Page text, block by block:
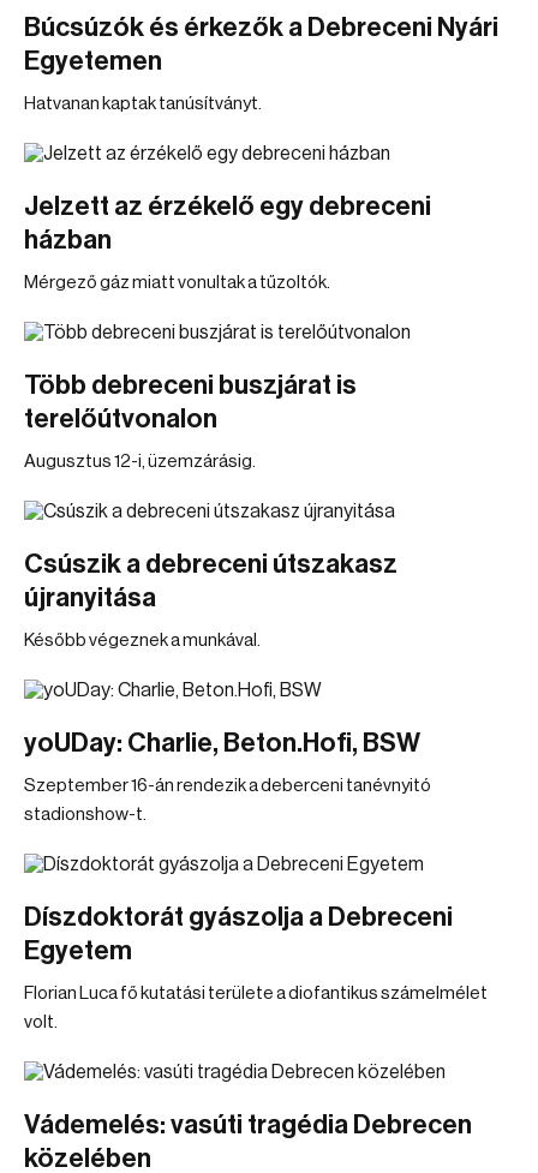
Búcsúzók és érkezők a Debreceni Nyári
Egyetemen
Hatvanan kaptak tanúsítványt.
Jelzett az érzékelő egy debreceni
házban
Mérgező gáz miatt vonultak a tűzoltók.
Több debreceni buszjárat is
terelőútvonalon
Augusztus 12-i, üzemzárásig.
Csúszik a debreceni útszakasz
újranyitása
Később végeznek a munkával.
yoUDay: Charlie, Beton.Hofi, BSW
Szeptember 16-án rendezik a deberceni tanévnyitó
stadionshow-t.
Díszdoktorát gyászolja a Debreceni
Egyetem
Florian Luca fő kutatási területe a diofantikus számelmélet
volt.
Vádemelés: vasúti tragédia Debrecen
közelében